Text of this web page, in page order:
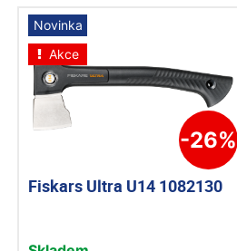
Novinka
Akce
-26%
Fiskars Ultra U14 1082130